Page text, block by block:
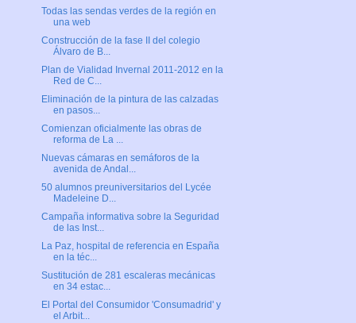
Todas las sendas verdes de la región en
una web
Construcción de la fase II del colegio
Álvaro de B...
Plan de Vialidad Invernal 2011-2012 en la
Red de C...
Eliminación de la pintura de las calzadas
en pasos...
Comienzan oficialmente las obras de
reforma de La ...
Nuevas cámaras en semáforos de la
avenida de Andal...
50 alumnos preuniversitarios del Lycée
Madeleine D...
Campaña informativa sobre la Seguridad
de las Inst...
La Paz, hospital de referencia en España
en la téc...
Sustitución de 281 escaleras mecánicas
en 34 estac...
El Portal del Consumidor 'Consumadrid' y
el Arbit...